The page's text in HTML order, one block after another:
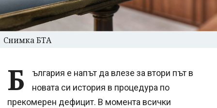
Снимка БТА
Б
ългария е напът да влезе за втори път в
новата си история в процедура по
прекомерен дефицит. В момента всички